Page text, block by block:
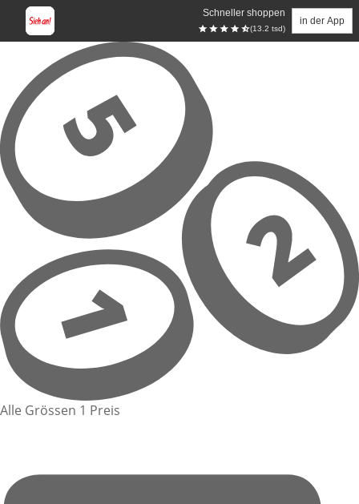
Schneller shoppen
(13.2 tsd)
in der App
Zum Hauptinhalt springen
Alle Grössen 1 Preis